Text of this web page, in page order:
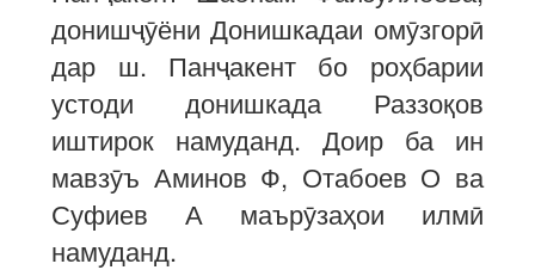
донишҷӯёни Донишкадаи омӯзгорӣ
дар ш. Панҷакент бо роҳбарии
устоди донишкада Раззоқов
иштирок намуданд. Доир ба ин
мавзӯъ Аминов Ф, Отабоев О ва
Суфиев А маърӯзаҳои илмӣ
намуданд.